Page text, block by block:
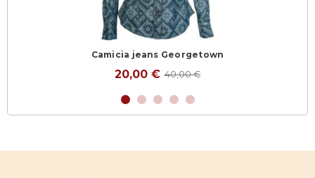
Camicia jeans Georgetown
20,00 € 40,00 €